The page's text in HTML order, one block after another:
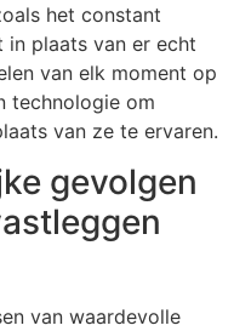
het constant
in plaats van er echt
van elk moment op
technologie om
van ze te ervaren.
gevolgen
van waardevolle